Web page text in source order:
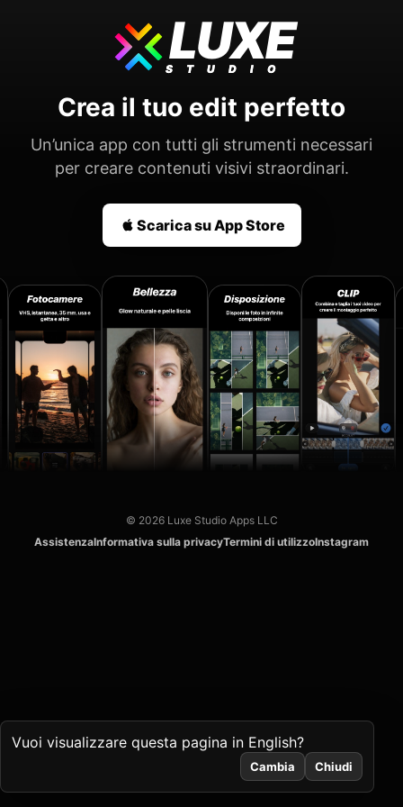
LUXE
STUDIO
Crea il tuo edit perfetto
Un’unica app con tutti gli strumenti necessari
per creare contenuti visivi straordinari.
Scarica su App Store
© 2026 Luxe Studio Apps LLC
AssistenzaInformativa sulla privacyTermini di utilizzoInstagram
Vuoi visualizzare questa pagina in English?
Cambia Chiudi